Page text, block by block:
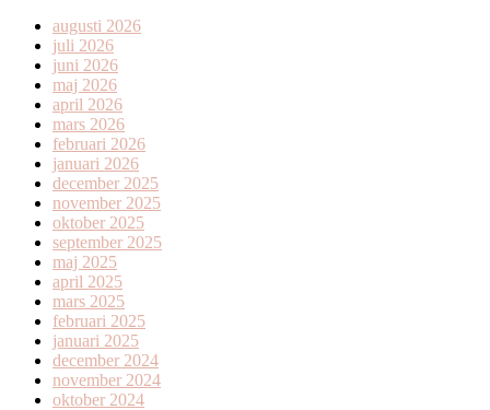
augusti 2026
juli 2026
juni 2026
maj 2026
april 2026
mars 2026
februari 2026
januari 2026
december 2025
november 2025
oktober 2025
september 2025
maj 2025
april 2025
mars 2025
februari 2025
januari 2025
december 2024
november 2024
oktober 2024